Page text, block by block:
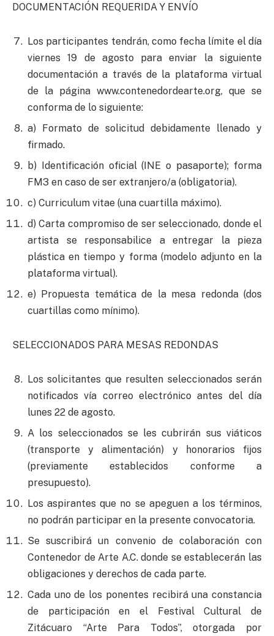
DOCUMENTACIÓN REQUERIDA Y ENVÍO
Los participantes tendrán, como fecha límite el día
viernes 19 de agosto para enviar la siguiente
documentación a través de la plataforma virtual
de la página www.contenedordearte.org, que se
conforma de lo siguiente:
a) Formato de solicitud debidamente llenado y
firmado.
b) Identificación oficial (INE o pasaporte); forma
FM3 en caso de ser extranjero/a (obligatoria).
c) Curriculum vitae (una cuartilla máximo).
d) Carta compromiso de ser seleccionado, donde el
artista se responsabilice a entregar la pieza
plástica en tiempo y forma (modelo adjunto en la
plataforma virtual).
e) Propuesta temática de la mesa redonda (dos
cuartillas como mínimo).
SELECCIONADOS PARA MESAS REDONDAS
Los solicitantes que resulten seleccionados serán
notificados vía correo electrónico antes del día
lunes 22 de agosto.
A los seleccionados se les cubrirán sus viáticos
(transporte y alimentación) y honorarios fijos
(previamente establecidos conforme a
presupuesto).
Los aspirantes que no se apeguen a los términos,
no podrán participar en la presente convocatoria.
Se suscribirá un convenio de colaboración con
Contenedor de Arte A.C. donde se establecerán las
obligaciones y derechos de cada parte.
Cada uno de los ponentes recibirá una constancia
de participación en el Festival Cultural de
Zitácuaro “Arte Para Todos”, otorgada por